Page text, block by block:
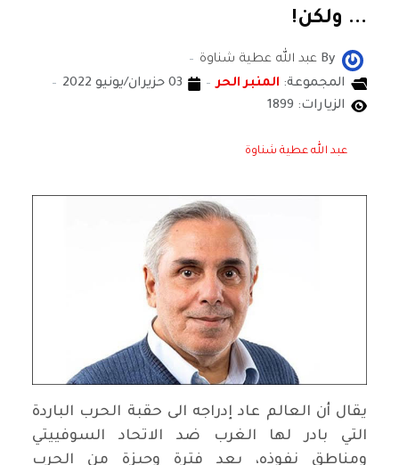
... ولكن!
By عبد الله عطية شناوة
المجموعة: المنبر الحر
03 حزيران/يونيو 2022
الزيارات: 1899
عبد الله عطية شناوة
يقال أن العالم عاد إدراجه الى حقبة الحرب الباردة
التي بادر لها الغرب ضد الاتحاد السوفييتي
ومناطق نفوذه، بعد فترة وجيزة من الحرب